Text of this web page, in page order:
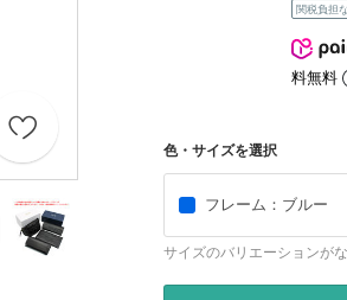
関税負担な
料無料
色・サイズを選択
フレーム：ブルー
サイズのバリエーションが